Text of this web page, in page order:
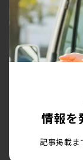
情報を
記事掲載ま